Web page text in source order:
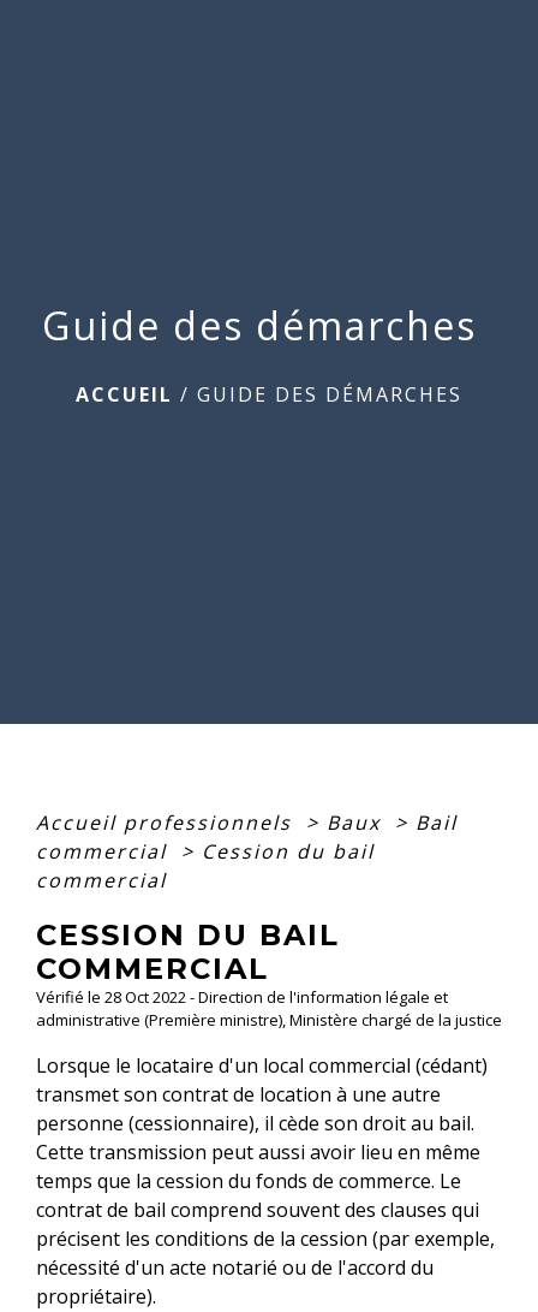
Guide des démarches
ACCUEIL / GUIDE DES DÉMARCHES
Accueil professionnels > Baux > Bail
commercial > Cession du bail
commercial
CESSION DU BAIL
COMMERCIAL
Vérifié le 28 Oct 2022 - Direction de l'information légale et
administrative (Première ministre), Ministère chargé de la justice
Lorsque le locataire d'un local commercial (cédant)
transmet son contrat de location à une autre
personne (cessionnaire), il cède son droit au bail.
Cette transmission peut aussi avoir lieu en même
temps que la cession du fonds de commerce. Le
contrat de bail comprend souvent des clauses qui
précisent les conditions de la cession (par exemple,
nécessité d'un acte notarié ou de l'accord du
propriétaire).